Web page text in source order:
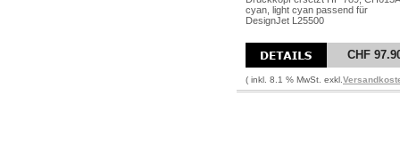
cyan, light cyan passend für
DesignJet L25500
CHF
( inkl. 8.1 % MwSt. exkl.